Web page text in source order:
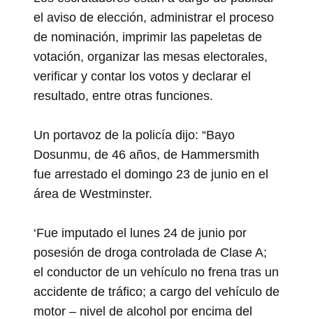
el aviso de elección, administrar el proceso
de nominación, imprimir las papeletas de
votación, organizar las mesas electorales,
verificar y contar los votos y declarar el
resultado, entre otras funciones.
Un portavoz de la policía dijo: “Bayo
Dosunmu, de 46 años, de Hammersmith
fue arrestado el domingo 23 de junio en el
área de Westminster.
‘Fue imputado el lunes 24 de junio por
posesión de droga controlada de Clase A;
el conductor de un vehículo no frena tras un
accidente de tráfico; a cargo del vehículo de
motor – nivel de alcohol por encima del